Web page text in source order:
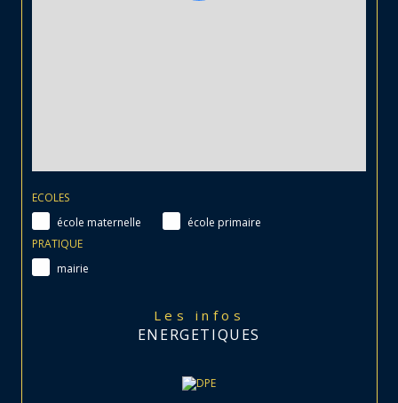
ECOLES
école maternelle
école primaire
PRATIQUE
mairie
Les infos
ENERGETIQUES